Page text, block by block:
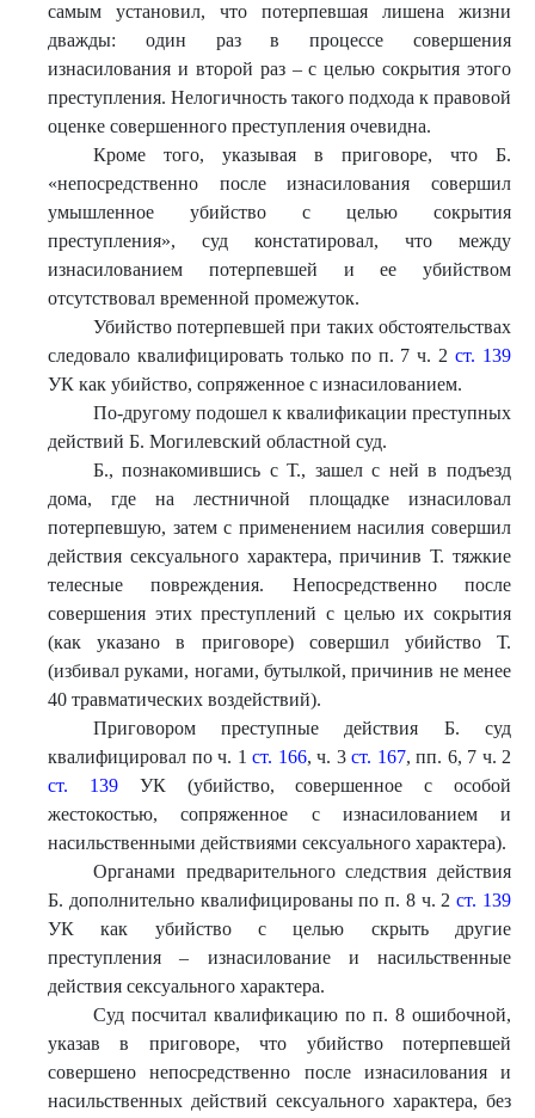
самым установил, что потерпевшая лишена жизни
дважды: один раз в процессе совершения
изнасилования и второй раз – с целью сокрытия этого
преступления. Нелогичность такого подхода к правовой
оценке совершенного преступления очевидна.
Кроме того, указывая в приговоре, что Б.
«непосредственно после изнасилования совершил
умышленное убийство с целью сокрытия
преступления», суд констатировал, что между
изнасилованием потерпевшей и ее убийством
отсутствовал временной промежуток.
Убийство потерпевшей при таких обстоятельствах
следовало квалифицировать только по п. 7 ч. 2ст. 139
УК как убийство, сопряженное с изнасилованием.
По-другому подошел к квалификации преступных
действий Б. Могилевский областной суд.
Б., познакомившись с Т., зашел с ней в подъезд
дома, где на лестничной площадке изнасиловал
потерпевшую, затем с применением насилия совершил
действия сексуального характера, причинив Т. тяжкие
телесные повреждения. Непосредственно после
совершения этих преступлений с целью их сокрытия
(как указано в приговоре) совершил убийство Т.
(избивал руками, ногами, бутылкой, причинив не менее
40 травматических воздействий).
Приговором преступные действия Б. суд
квалифицировал по ч. 1 ст. 166, ч. 3 ст. 167, пп. 6, 7 ч. 2
ст. 139УК (убийство, совершенное с особой
жестокостью, сопряженное с изнасилованием и
насильственными действиями сексуального характера).
Органами предварительного следствия действия
Б. дополнительно квалифицированы по п. 8 ч. 2ст. 139
УК как убийство с целью скрыть другие
преступления – изнасилование и насильственные
действия сексуального характера.
Суд посчитал квалификацию по п. 8 ошибочной,
указав в приговоре, что убийство потерпевшей
совершено непосредственно после изнасилования и
насильственных действий сексуального характера, без